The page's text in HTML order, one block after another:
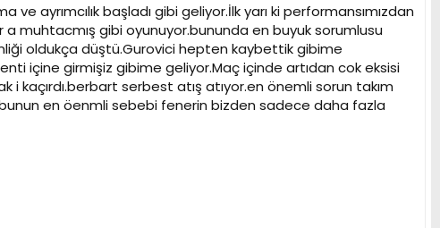
ayrımcılık başladı gibi geliyor.İlk yarı ki performansımızdan
muhtacmış gibi oyunuyor.bununda en buyuk sorumlusu
oldukça düştü.Gurovici hepten kaybettik gibime
içine girmişiz gibime geliyor.Maç içinde artıdan cok eksisi
kaçırdı.berbart serbest atış atıyor.en önemli sorun takım
en öenmli sebebi fenerin bizden sadece daha fazla